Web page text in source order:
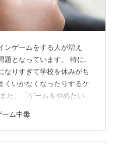
ンゲームをする人が増え
となっています。 特に、
なりすぎて学校を休みがち
くいかなくなったりするケ
た、「ゲームをやめたいけ
る方も多いのではないでし
症とはどういうものなの
ーム中毒